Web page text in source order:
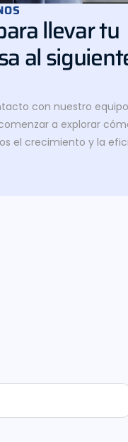
llevar tu
al
con nuestro
a explorar
el crecimiento y la